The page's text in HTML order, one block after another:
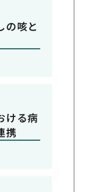
の咳と
ける病
携